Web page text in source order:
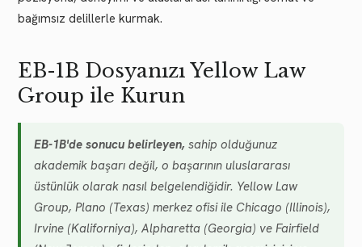
bağımsız delillerle kurmak.
EB-1B Dosyanızı Yellow Law
Group ile Kurun
EB-1B'de sonucu belirleyen, sahip olduğunuz
akademik başarı değil, o başarının uluslararası
üstünlük olarak nasıl belgelendiğidir. Yellow Law
Group, Plano (Texas) merkez ofisi ile Chicago (Illinois),
Irvine (Kaliforniya), Alpharetta (Georgia) ve Fairfield